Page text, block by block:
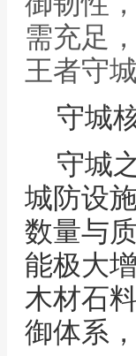
需充足
王者守
守城
守城
城防设
数量与
能极大
木材石
御体系